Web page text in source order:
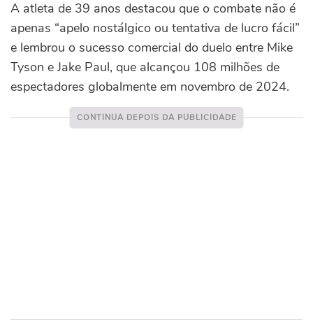
A atleta de 39 anos destacou que o combate não é
apenas “apelo nostálgico ou tentativa de lucro fácil”
e lembrou o sucesso comercial do duelo entre Mike
Tyson e Jake Paul, que alcançou 108 milhões de
espectadores globalmente em novembro de 2024.